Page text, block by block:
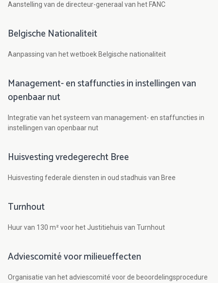
Aanstelling van de directeur-generaal van het FANC
Belgische Nationaliteit
Aanpassing van het wetboek Belgische nationaliteit
Management- en staffuncties in instellingen van
openbaar nut
Integratie van het systeem van management- en staffuncties in
instellingen van openbaar nut
Huisvesting vredegerecht Bree
Huisvesting federale diensten in oud stadhuis van Bree
Turnhout
Huur van 130 m² voor het Justitiehuis van Turnhout
Adviescomité voor milieueffecten
Organisatie van het adviescomité voor de beoordelingsprocedure